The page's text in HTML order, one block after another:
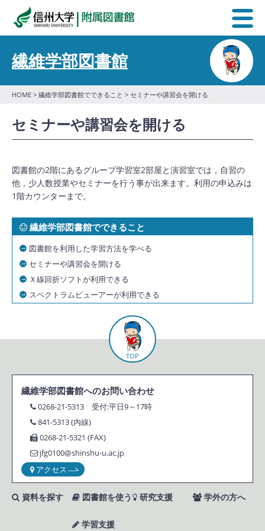
繊維学部図書館
HOME > 繊維学部図書館でできること > セミナーや講習会を開ける
セミナーや講習会を開ける
図書館の2階にあるグループ学習室2部屋と演習室では，自習の
他，少人数授業やセミナーを行う事が出来ます。利用の申込みは
1階カウンターまで。
繊維学部図書館でできること
図書館を利用した学習方法を学べる
セミナーや講習会を開ける
Ｘ線回折ソフトが利用できる
スペクトラムビューアーが利用できる
繊維学部図書館へのお問い合わせ
0268-21-5313 受付:平日9～17時
841-5313 (内線)
0268-21-5321 (FAX)
jfg0100@shinshu-u.ac.jp
アクセス
資料を探す 図書館を使う
学習支援
研究支援 学外の方へ
TOP